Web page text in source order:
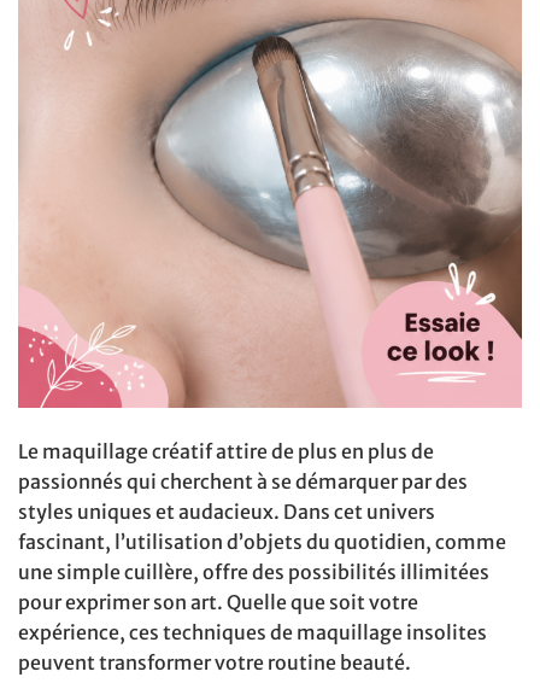
Le maquillage créatif attire de plus en plus de
passionnés qui cherchent à se démarquer par des
styles uniques et audacieux. Dans cet univers
fascinant, l’utilisation d’objets du quotidien, comme
une simple cuillère, offre des possibilités illimitées
pour exprimer son art. Quelle que soit votre
expérience, ces techniques de maquillage insolites
peuvent transformer votre routine beauté.